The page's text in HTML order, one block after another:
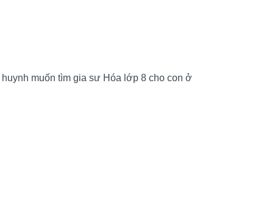
muốn tìm gia sư Hóa lớp 8 cho con ở